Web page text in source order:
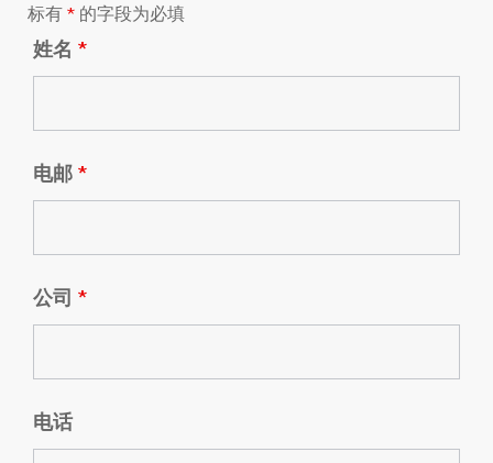
标有 * 的字段为必填
姓名 *
电邮 *
公司 *
电话